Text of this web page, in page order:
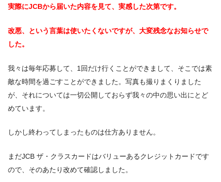
実際にJCBから届いた内容を見て、実感した次第です。
改悪、という言葉は使いたくないですが、大変残念なお知らせで
した。
我々は毎年応募して、1回だけ行くことができまして、そこでは素
敵な時間を過ごすことができました。写真も撮りまくりました
が、それについては一切公開しておらず我々の中の思い出にとど
めています。
しかし終わってしまったものは仕方ありません。
まだJCB ザ・クラスカードはバリューあるクレジットカードです
ので、そのあたり改めて確認しました。